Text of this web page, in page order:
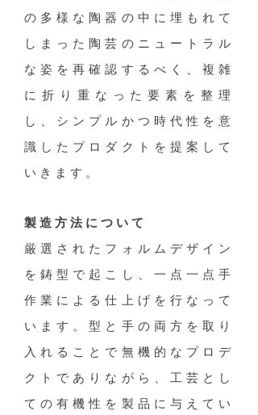
の多様な陶器の中に埋もれて
しまった陶芸のニュートラル
な姿を再確認するべく、複雑
に折り重なった要素を整理
し、シンプルかつ時代性を意
識したプロダクトを提案して
いきます。
製造方法について
厳選されたフォルムデザイン
を鋳型で起こし、一点一点手
作業による仕上げを行なって
います。型と手の両方を取り
入れることで無機的なプロデ
クトでありながら、工芸とし
ての有機性を製品に与えてい